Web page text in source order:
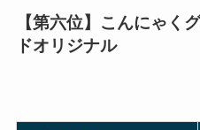
【第六位】こんにゃく
ドオリジナル